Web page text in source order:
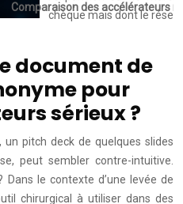
Comparaison des accélérateurs
document de
pour
sérieux ?
un pitch deck de quelques slides
peut sembler contre-intuitive.
Dans le contexte d’une levée de
chirurgical à utiliser dans des